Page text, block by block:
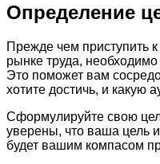
Определение
Прежде чем приступить
рынке труда,
Это поможет вам
хотите достичь, и какую
Сформулируйте свою
уверены, что ваша цель
будет вашим компасом